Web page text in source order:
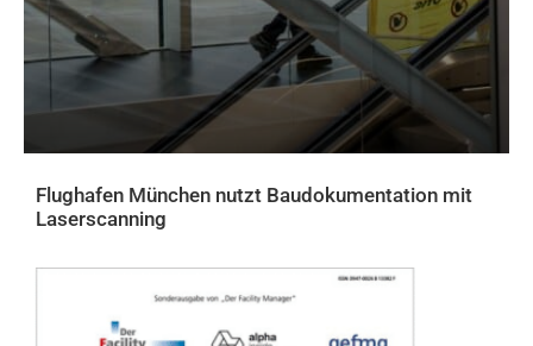
Flughafen München nutzt Baudokumentation mit
Laserscanning